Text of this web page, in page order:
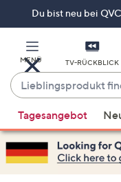
Du bist neu bei
MENÜ TV-RÜCKBLICK
Lieblingsprodukt
finden
Vorschläge
verfügbar
sind,
verwenden
Tagesangebot